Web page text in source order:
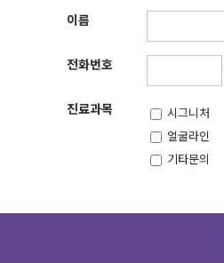
이름
전화번호
진료과목 시그니처
얼굴라인
기타문의